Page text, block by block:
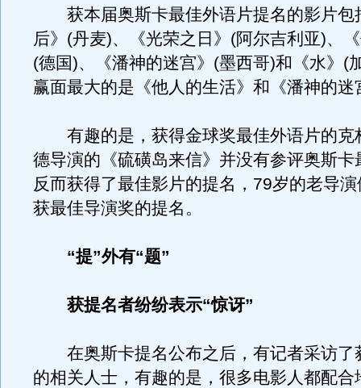
获本届奥斯卡最佳外语片提名的影片包
后》(丹麦)、《光荣之日》(阿尔吉利亚)、
(德国)、《潘神的迷宫》(墨西哥)和《水》(
赢面最大的是《他人的生活》和《潘神的迷
有趣的是，获得金球奖最佳外语片的克
德导演的《硫磺岛来信》并没有参评奥斯卡
反而获得了最佳影片的提名，79岁的老导
获最佳导演奖的提名。
“提”外有“题”
获提名者纷纷表示“惊讶”
在奥斯卡提名公布之后，有记者采访了
的相关人士，有趣的是，很多电影人都配合